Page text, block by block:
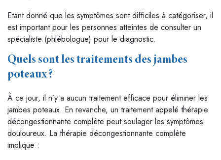
Etant donné que les symptômes sont difficiles à catégoriser, il
est important pour les personnes atteintes de consulter un
spécialiste (phlébologue) pour le diagnostic.
Quels sont les traitements des jambes
poteaux ?
À ce jour, il n’y a aucun traitement efficace pour éliminer les
jambes poteaux. En revanche, un traitement appelé thérapie
décongestionnante complète peut soulager les symptômes
douloureux. La thérapie décongestionnante complète
implique :